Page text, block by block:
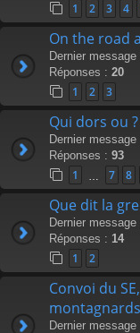
1 2 3 4
On the road
Dernier message
Réponses : 20
1 2 3
Qui dors ou
Dernier message
Réponses : 93
1 7 8
Que dit la
Dernier message
Réponses : 14
1 2
Convoi du
montagnards
Dernier message